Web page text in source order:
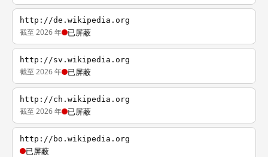
http://de.wikipedia.org
截至 2026 年 已屏蔽
http://sv.wikipedia.org
截至 2026 年 已屏蔽
http://ch.wikipedia.org
截至 2026 年 已屏蔽
http://bo.wikipedia.org
已屏蔽